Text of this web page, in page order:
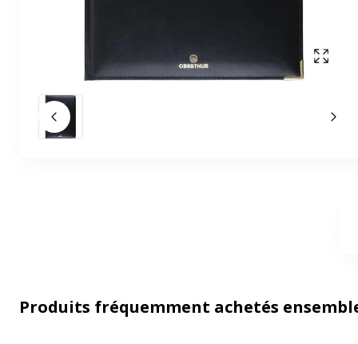
Slide précédent
Produits fréquemment achetés